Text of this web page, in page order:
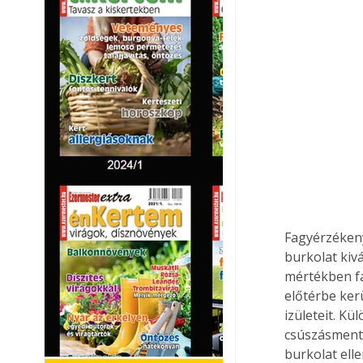
burkolat
mértékben
előtérbe
izületeit.
burkolat